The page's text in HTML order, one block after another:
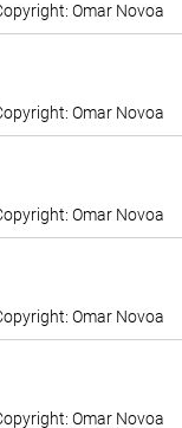
Omar Novoa
Omar Novoa
Omar Novoa
Omar Novoa
Omar Novoa